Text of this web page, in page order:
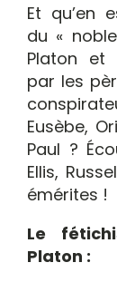
Et qu’en
du «
Platon et
par les
Eusèbe,
Paul ?
Ellis,
émérites !
Le
Platon :